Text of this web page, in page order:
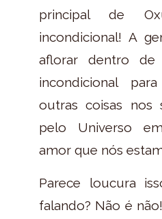
principal de
incondicional! A
aflorar dentro
incondicional
outras coisas nos
pelo Universo
amor que nós
Parece loucura
falando? Não é